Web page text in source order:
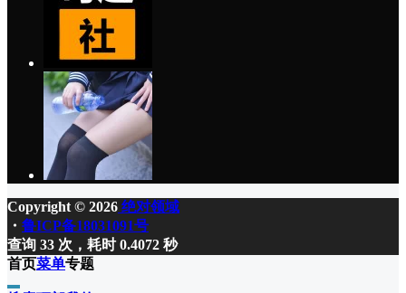
Copyright © 2026 绝对领域
・ 鲁ICP备18031091号
查询 33 次，耗时 0.4072 秒
首页菜单专题